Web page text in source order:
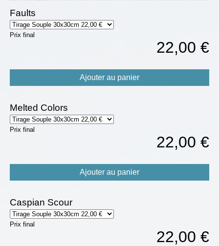
Faults
22,00 €
Prix final
Ajouter au panier
Melted Colors
22,00 €
Prix final
Ajouter au panier
Caspian Scour
22,00 €
Prix final